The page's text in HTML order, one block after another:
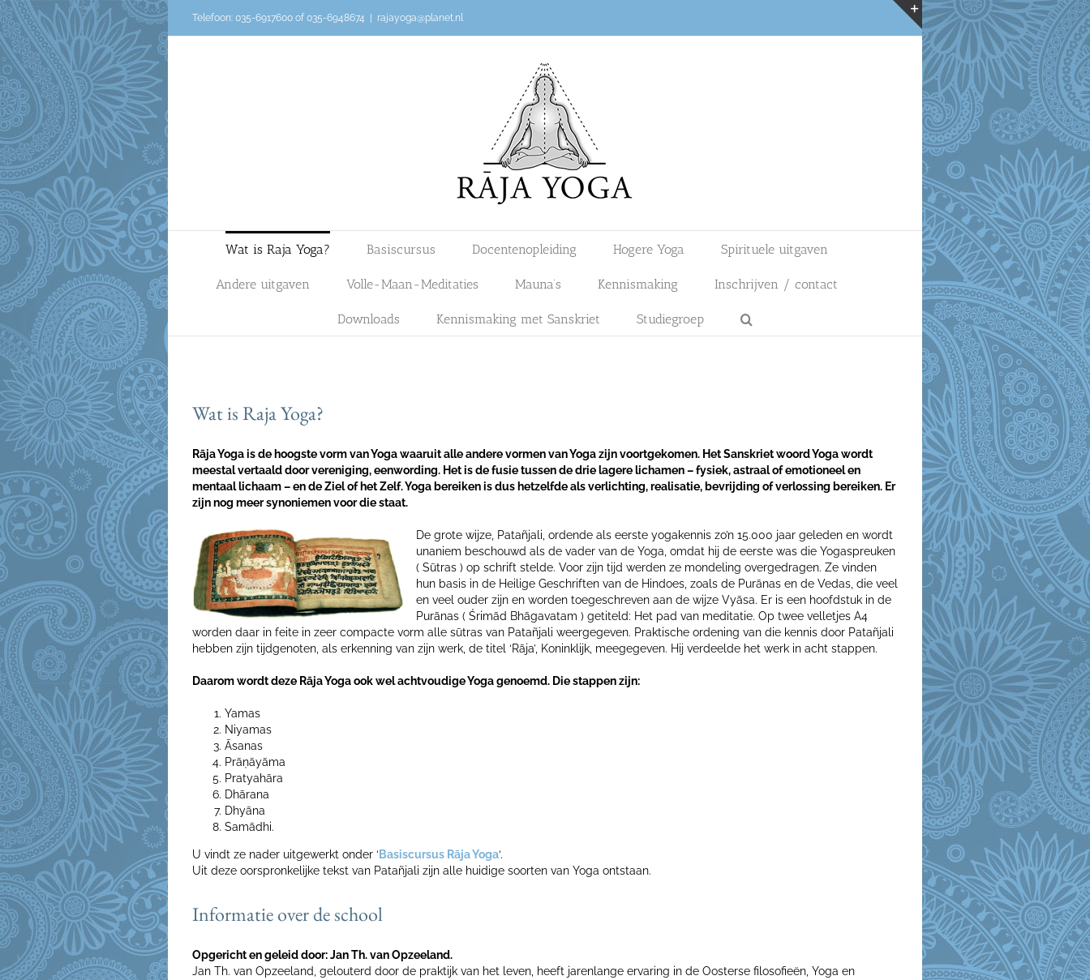
Ga
naar
inhoud
Telefoon: 035-6917600 of 035-6948674 rajayoga@planet.nl
Wat is Raja Yoga? Basiscursus Docentenopleiding Hogere Yoga Spirituele uitgaven
Andere uitgaven Volle-Maan-Meditaties Mauna’s Kennismaking Inschrijven / contact
Downloads Kennismaking met Sanskriet Studiegroep
Wat is Raja Yoga?
Rāja Yoga is de hoogste vorm van Yoga waaruit alle andere vormen van Yoga zijn voortgekomen. Het Sanskriet woord Yoga wordt
meestal vertaald door vereniging, eenwording. Het is de fusie tussen de drie lagere lichamen – fysiek, astraal of emotioneel en
mentaal lichaam – en de Ziel of het Zelf. Yoga bereiken is dus hetzelfde als verlichting, realisatie, bevrijding of verlossing bereiken. Er
zijn nog meer synoniemen voor die staat.
De grote wijze, Patañjali, ordende als eerste yogakennis zo’n 15.000 jaar geleden en wordt
unaniem beschouwd als de vader van de Yoga, omdat hij de eerste was die Yogaspreuken
( Sūtras ) op schrift stelde. Voor zijn tijd werden ze mondeling overgedragen. Ze vinden
hun basis in de Heilige Geschriften van de Hindoes, zoals de Purānas en de Vedas, die veel
en veel ouder zijn en worden toegeschreven aan de wijze Vyāsa. Er is een hoofdstuk in de
Purānas ( Śrimād Bhāgavatam ) getiteld: Het pad van meditatie. Op twee velletjes A4
worden daar in feite in zeer compacte vorm alle sūtras van Patañjali weergegeven. Praktische ordening van die kennis door Patañjali
hebben zijn tijdgenoten, als erkenning van zijn werk, de titel ‘Rāja’, Koninklijk, meegegeven. Hij verdeelde het werk in acht stappen.
Daarom wordt deze Rāja Yoga ook wel achtvoudige Yoga genoemd. Die stappen zijn:
Yamas
Niyamas
Āsanas
Prāņāyāma
Pratyahāra
Dhārana
Dhyāna
Samādhi.
U vindt ze nader uitgewerkt onder ‘ Basiscursus Rāja Yoga‘.
Uit deze oorspronkelijke tekst van Patañjali zijn alle huidige soorten van Yoga ontstaan.
Informatie over de school
Opgericht en geleid door: Jan Th. van Opzeeland.
Jan Th. van Opzeeland, gelouterd door de praktijk van het leven, heeft jarenlange ervaring in de Oosterse filosofieën, Yoga en
Toggle
Sliding
Bar
Area